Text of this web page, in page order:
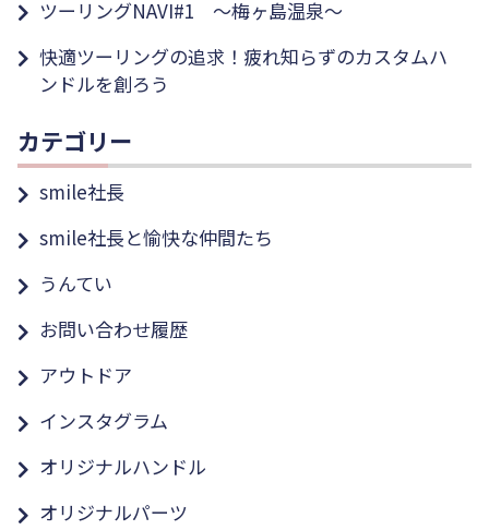
ツーリングNAVI#1 ～梅ヶ島温泉～
快適ツーリングの追求！疲れ知らずのカスタムハ
ンドルを創ろう
カテゴリー
smile社長
smile社長と愉快な仲間たち
うんてい
お問い合わせ履歴
アウトドア
インスタグラム
オリジナルハンドル
オリジナルパーツ